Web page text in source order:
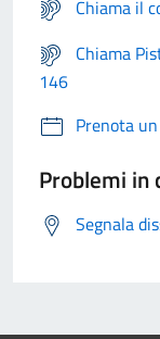
Chiama il
Chiama
146
Prenota
Problemi in
Segnala